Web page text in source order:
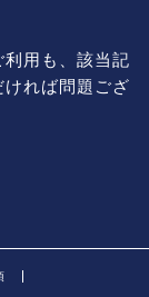
用も、該当記
れば問題ござ